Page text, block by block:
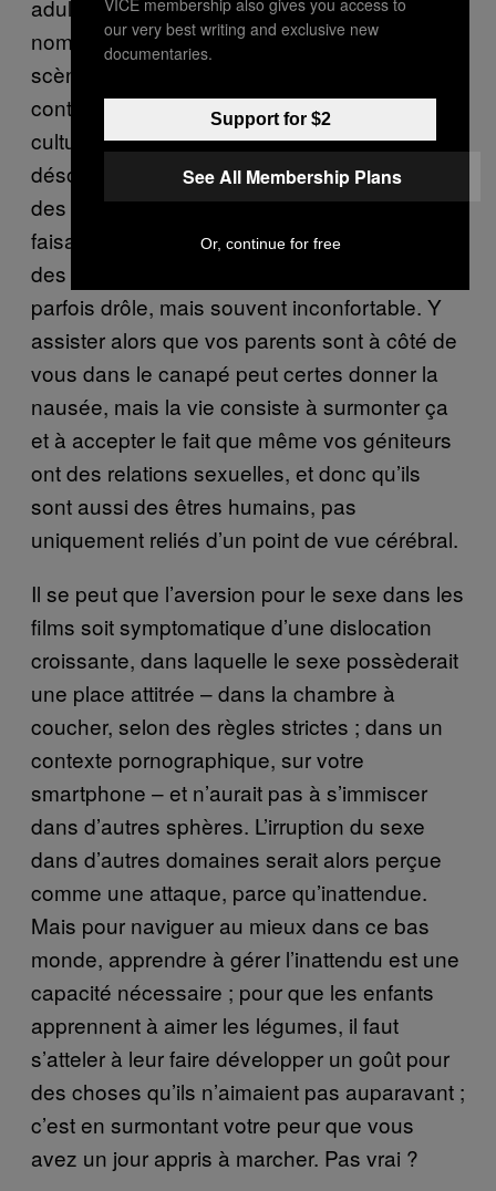
adulte. Il est clair que l’augmentation du
nombre de personnes se plaignant des
scènes de sexe soit survenue dans un
contexte d’infantilisation croissante de la
culture, les films Marvel et Disney occupant
désormais
une place où l’on trouvait autrefois
des films à budget moyen avec des adultes
faisant des trucs d’adultes. Mater un film avec
des scènes de sexe était un rite de passage,
parfois drôle, mais souvent inconfortable. Y
assister alors que vos parents sont à côté de
vous dans le canapé peut certes donner la
nausée, mais la vie consiste à surmonter ça
et à accepter le fait que même vos géniteurs
ont des relations sexuelles, et donc qu’ils
sont aussi des êtres humains, pas
uniquement reliés d’un point de vue cérébral.
Il se peut que l’aversion pour le sexe dans les
films soit symptomatique d’une dislocation
croissante, dans laquelle le sexe possèderait
une place attitrée – dans la chambre à
coucher, selon des règles strictes ; dans un
contexte pornographique, sur votre
smartphone – et n’aurait pas à s’immiscer
dans d’autres sphères. L’irruption du sexe
dans d’autres domaines serait alors perçue
comme une attaque, parce qu’inattendue.
Mais pour naviguer au mieux dans ce bas
monde, apprendre à gérer l’inattendu est une
capacité nécessaire ; pour que les enfants
apprennent à aimer les légumes, il faut
s’atteler à leur faire développer un goût pour
des choses qu’ils n’aimaient pas auparavant ;
c’est en surmontant votre peur que vous
avez un jour appris à marcher. Pas vrai ?
our very best writing and exclusive new
documentaries.
Support for $2
See All Membership Plans
Or, continue for free